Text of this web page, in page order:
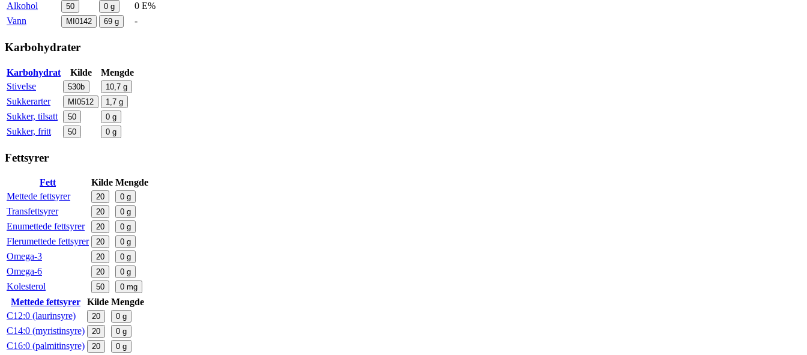
Alkohol
50 0 g
0 E%
Vann
MI0142 69 g -
Karbohydrater
Karbohydrat Kilde
Mengde
Stivelse
530b 10,7 g
Sukkerarter MI0512 1,7 g
Sukker, tilsatt 50 0 g
Sukker, fritt 50 0 g
Fettsyrer
Fett Kilde Mengde
Mettede fettsyrer
20 0 g
Transfettsyrer 20 0 g
Enumettede fettsyrer 20 0 g
Flerumettede fettsyrer 20 0 g
Omega-3 20 0 g
Omega-6 20 0 g
Kolesterol 50 0 mg
Mettede fettsyrer Kilde Mengde
C12:0 (laurinsyre)
20 0 g
C14:0 (myristinsyre) 20 0 g
C16:0 (palmitinsyre) 20 0 g